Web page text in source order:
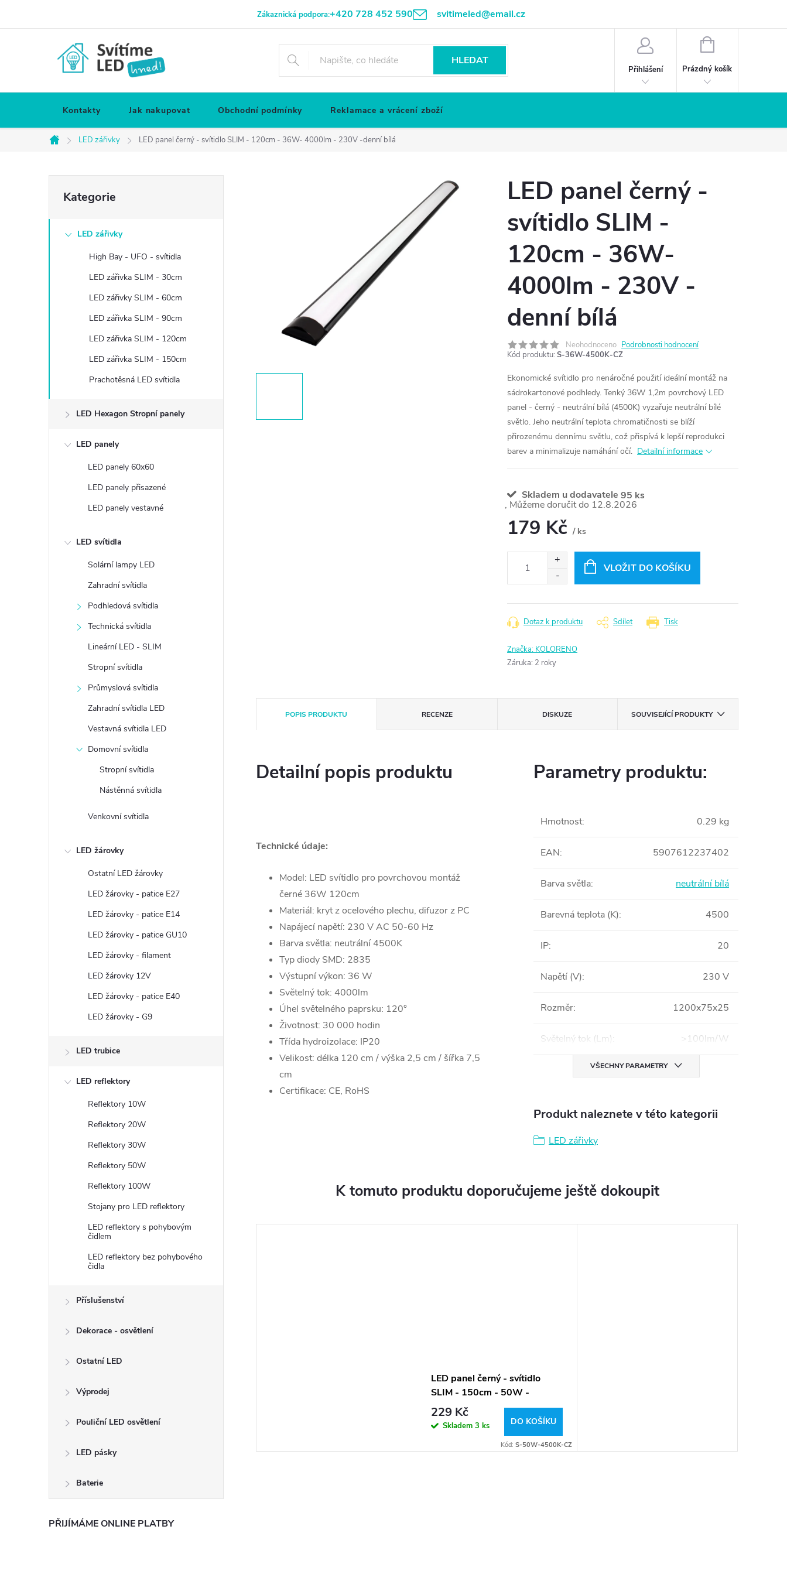
Zákaznická podpora:+420 728 452 590 svitimeled@email.cz
HLEDAT
Přihlášení
NÁKUPNÍ
Prázdný košík
Kontakty Jak nakupovat Obchodní podmínky Reklamace a vrácení zboží
Domů
LED zářivky LED panel černý - svítidlo SLIM - 120cm - 36W- 4000lm - 230V -denní bílá
o
n
kategorie
Kategorie
LED zářivky
High Bay - UFO - svítidla
LED zářivka SLIM - 30cm
LED zářivky SLIM - 60cm
LED zářivka SLIM - 90cm
LED zářivka SLIM - 120cm
LED zářivka SLIM - 150cm
Prachotěsná LED svítidla
LED Hexagon Stropní panely
LED panely
LED panely 60x60
LED panely přisazené
LED panely vestavné
LED svítidla
Solární lampy LED
Zahradní svítidla
Podhledová svítidla
Technická svítidla
Lineární LED - SLIM
Stropní svítidla
Průmyslová svítidla
Zahradní svítidla LED
Vestavná svítidla LED
Domovní svítidla
Stropní svítidla
Nástěnná svítidla
Venkovní svítidla
LED žárovky
Ostatní LED žárovky
LED žárovky - patice E27
LED žárovky - patice E14
LED žárovky - patice GU10
LED žárovky - filament
LED žárovky 12V
LED žárovky - patice E40
LED žárovky - G9
LED trubice
LED reflektory
Reflektory 10W
Reflektory 20W
Reflektory 30W
Reflektory 50W
Reflektory 100W
Stojany pro LED reflektory
LED reflektory s pohybovým
čidlem
LED reflektory bez pohybového
čidla
Příslušenství
Dekorace - osvětlení
Ostatní LED
Výprodej
Pouliční LED osvětlení
LED pásky
Baterie
PŘIJÍMÁME ONLINE PLATBY
LED panel černý -
svítidlo SLIM -
120cm - 36W-
4000lm - 230V -
denní bílá
Neohodnoceno Podrobnosti hodnocení
Kód produktu: S-36W-4500K-CZ
Ekonomické svítidlo pro nenáročné použití ideální montáž na
sádrokartonové podhledy. Tenký 36W 1,2m povrchový LED
panel - černý - neutrální bílá (4500K) vyzařuje neutrální bílé
světlo. Jeho neutrální teplota chromatičnosti se blíží
přirozenému dennímu světlu, což přispívá k lepší reprodukci
barev a minimalizuje namáhání očí. Detailní informace
Skladem u dodavatele 95 ks
12.8.2026
179 Kč / ks
VLOŽIT DO KOŠÍKU
Tisk
Dotaz k produktu Sdílet
Značka: KOLORENO
Záruka: 2 roky
POPIS PRODUKTU RECENZE DISKUZE SOUVISEJÍCÍ PRODUKTY
Detailní popis produktu
Technické údaje:
Model: LED svítidlo pro povrchovou montáž
černé 36W 120cm
Materiál: kryt z ocelového plechu, difuzor z PC
Napájecí napětí: 230 V AC 50-60 Hz
Barva světla: neutrální 4500K
Typ diody SMD: 2835
Výstupní výkon: 36 W
Světelný tok: 4000lm
Úhel světelného paprsku: 120°
Životnost: 30 000 hodin
Třída hydroizolace: IP20
Velikost: délka 120 cm / výška 2,5 cm / šířka 7,5
cm
Certifikace: CE, RoHS
Parametry produktu:
Hmotnost: 0.29 kg
EAN: 5907612237402
Barva světla: neutrální bílá
Barevná teplota (K): 4500
IP: 20
Napětí (V): 230 V
Rozměr: 1200x75x25
Světelný tok (Lm): >100lm/W
VŠECHNY PARAMETRY
Produkt naleznete v této kategorii
LED zářivky
K tomuto produktu doporučujeme ještě dokoupit
LED panel černý - svítidlo
SLIM - 150cm - 50W -
4700lm - 230V - denní bílá
229 Kč
Skladem 3 ks DO KOŠÍKU
Kód: S-50W-4500K-CZ